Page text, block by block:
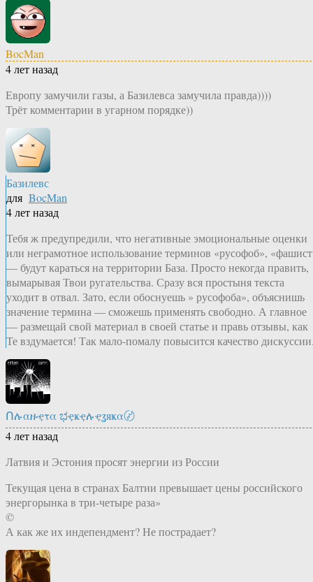
BocMan
4 лет назад
Европу замучили газы, а Базилевса замучила правда))))
Трёт комментарии в угарном порядке))
Базилевс
для BocMan
4 лет назад
Тебя ж предупредили, что негативные эмоциональные оценки
или неграмотное использование терминов «русофоб»,
— будут караться на территории База. Просто некогда править,
вымарывая Твои ругательства. Сразу вся простыня текста
уходит в отвал. Зато, если обоснуешь » русофоба», объяснишь
значение термина — сможешь применять свободно. А главное
— размещай свой материал в своей статье и правь отзывы, как
Те вздумается! Так мало-помалу повысится качество
Ոሉαዙҿτα ಭҿҝҿሉҿʓяҝα〄
4 лет назад
Латвия и Эстония просят энергии из России
Текущая цена в странах Балтии превышает цены российского
энергорынка в три-четыре раза»
©
А как же их индепендмент? Не пострадает?